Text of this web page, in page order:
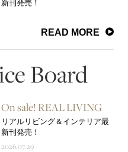
新刊発売！
READ MORE
Board
On sale! REAL LIVING
リアルリビング＆インテリア最
新刊発売！
2026.07.29